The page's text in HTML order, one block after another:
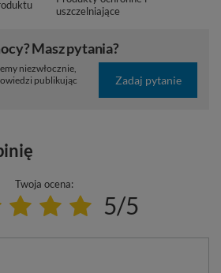
uszczelniające
Masz pytania?
niezwłocznie,
publikując
Zadaj pytanie
Twoja ocena:
5/5